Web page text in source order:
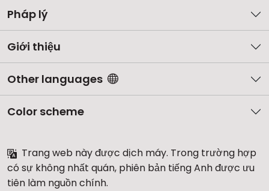
Pháp lý
Giới thiệu
Other languages
Color scheme
Trang web này được dịch máy. Trong trường hợp
có sự không nhất quán, phiên bản tiếng Anh được ưu
tiên làm nguồn chính.